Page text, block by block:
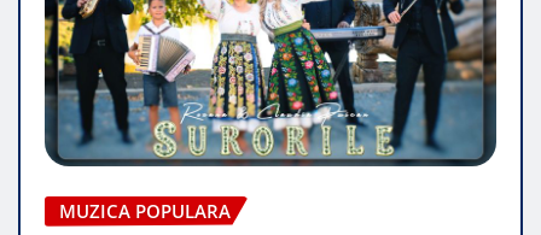
MUZICA POPULARA